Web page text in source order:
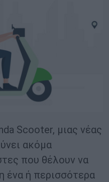
Scooter, μιας νέας
ακόμα
που θέλουν να
ένα ή περισσότερα